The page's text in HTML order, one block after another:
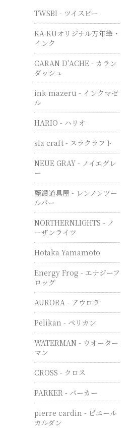
TWSBI - ツイスビー
KA-KUオリジナル万年筆・
インク
CARAN D'ACHE - カラン
ダッシュ
ink mazeru - インクマゼ
ル
HARIO - ハリオ
sla craft - スラクラフト
NEUE GRAY - ノイエグレ
ー
藍濃道具屋 - レンノンツー
ルバー
NORTHERNLIGHTS - ノ
ーザンライツ
Hotaka Yamamoto
Energy Frog - エナジーフ
ロッグ
AURORA - アウロラ
Pelikan - ペリカン
WATERMAN - ウオーター
マン
CROSS - クロス
PARKER - パーカー
pierre cardin - ピエール
カルダン